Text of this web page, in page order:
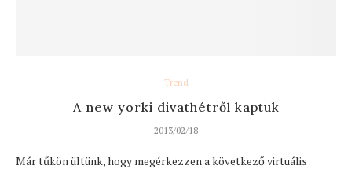
Trend
A new yorki divathétről kaptuk
2013/02/18
Már tűkön ültünk, hogy megérkezzen a következő virtuális